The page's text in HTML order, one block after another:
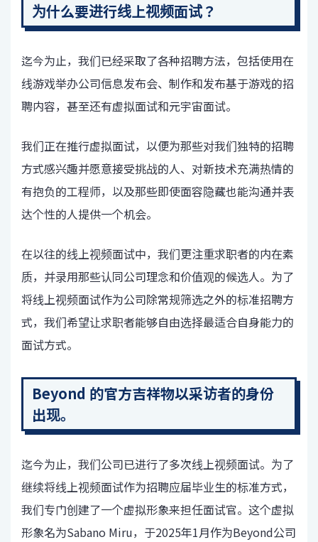
为什么要进行线上视频面试？
迄今为止，我们已经采取了各种招聘方法，包括使用在
线游戏举办公司信息发布会、制作和发布基于游戏的招
聘内容，甚至还有虚拟面试和元宇宙面试。
我们正在推行虚拟面试，以便为那些对我们独特的招聘
方式感兴趣并愿意接受挑战的人、对新技术充满热情的
有抱负的工程师，以及那些即使面容隐藏也能沟通并表
达个性的人提供一个机会。
在以往的线上视频面试中，我们更注重求职者的内在素
质，并录用那些认同公司理念和价值观的候选人。为了
将线上视频面试作为公司除常规筛选之外的标准招聘方
式，我们希望让求职者能够自由选择最适合自身能力的
面试方式。
Beyond 的官方吉祥物以采访者的身份
出现。
迄今为止，我们公司已进行了多次线上视频面试。为了
继续将线上视频面试作为招聘应届毕业生的标准方式，
我们专门创建了一个虚拟形象来担任面试官。这个虚拟
形象名为Sabano Miru，于2025年1月作为Beyond公司